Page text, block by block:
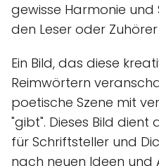
gewisse Harmonie
den Leser oder
Ein Bild, das diese
Reimwörtern
poetische Szene mit
"gibt". Dieses Bild dient
für Schriftsteller und
nach neuen Ideen und